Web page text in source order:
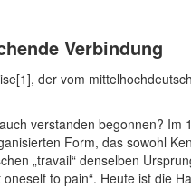
Verbindung
der vom
verstanden begonnen?
Form, das sowohl
„travail“ denselben
to pain“. Heute ist die